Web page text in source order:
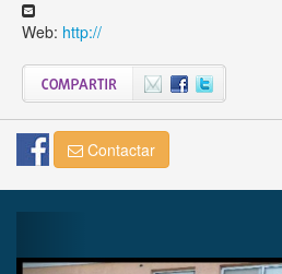
Web: http://
Contactar